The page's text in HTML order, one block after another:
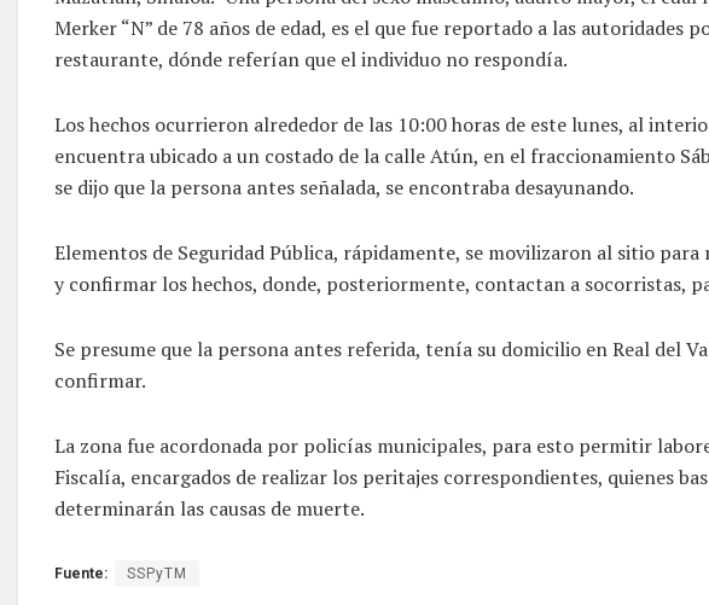
Merker “N” de 78 años de edad, es el que fue reportado a las autoridades
restaurante, dónde referían que el individuo no respondía.
Los hechos ocurrieron alrededor de las 10:00 horas de este lunes, al
encuentra ubicado a un costado de la calle Atún, en el fraccionamiento
se dijo que la persona antes señalada, se encontraba desayunando.
Elementos de Seguridad Pública, rápidamente, se movilizaron al sitio
y confirmar los hechos, donde, posteriormente, contactan a socorristas,
Se presume que la persona antes referida, tenía su domicilio en Real del
confirmar.
La zona fue acordonada por policías municipales, para esto permitir
Fiscalía, encargados de realizar los peritajes correspondientes, quienes
determinarán las causas de muerte.
Fuente: SSPyTM